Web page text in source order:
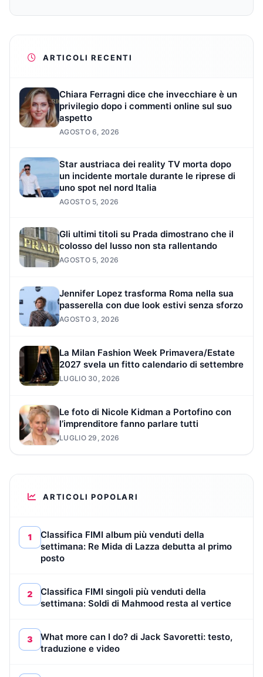
ARTICOLI RECENTI
Chiara Ferragni dice che invecchiare è un
privilegio dopo i commenti online sul suo
aspetto
AGOSTO 6, 2026
Star austriaca dei reality TV morta dopo
un incidente mortale durante le riprese di
uno spot nel nord Italia
AGOSTO 5, 2026
Gli ultimi titoli su Prada dimostrano che il
colosso del lusso non sta rallentando
AGOSTO 5, 2026
Jennifer Lopez trasforma Roma nella sua
passerella con due look estivi senza sforzo
AGOSTO 3, 2026
La Milan Fashion Week Primavera/Estate
2027 svela un fitto calendario di settembre
LUGLIO 30, 2026
Le foto di Nicole Kidman a Portofino con
l’imprenditore fanno parlare tutti
LUGLIO 29, 2026
ARTICOLI POPOLARI
1
Classifica FIMI album più venduti della
settimana: Re Mida di Lazza debutta al primo
posto
2
Classifica FIMI singoli più venduti della
settimana: Soldi di Mahmood resta al vertice
3
What more can I do? di Jack Savoretti: testo,
traduzione e video